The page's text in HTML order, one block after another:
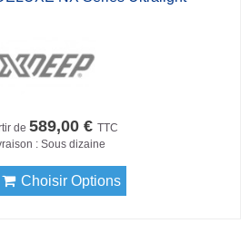
de 589,00 € TTC
: Sous dizaine
Choisir Options